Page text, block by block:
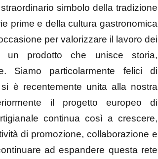
simbolo della tradizione
prime e della cultura gastronomica
per valorizzare il lavoro dei
un prodotto che unisce storia,
Siamo particolarmente felici di
è recentemente unita alla nostra
il progetto europeo di
continua così a crescere,
di promozione, collaborazione e
ad espandere questa rete